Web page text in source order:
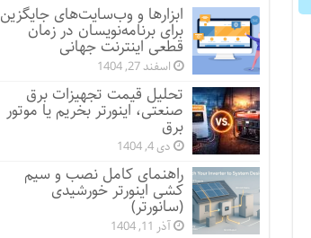
ابزارها و وب‌سایت‌های جایگزین
برای برنامه‌نویسان در زمان
قطعی اینترنت جهانی
اسفند 27, 1404
تحلیل قیمت تجهیزات برق
صنعتی، اینورتر بخریم یا موتور
برق
دی 4, 1404
راهنمای کامل نصب و سیم
کشی اینورتر خورشیدی
(سانورتر)
آذر 11, 1404